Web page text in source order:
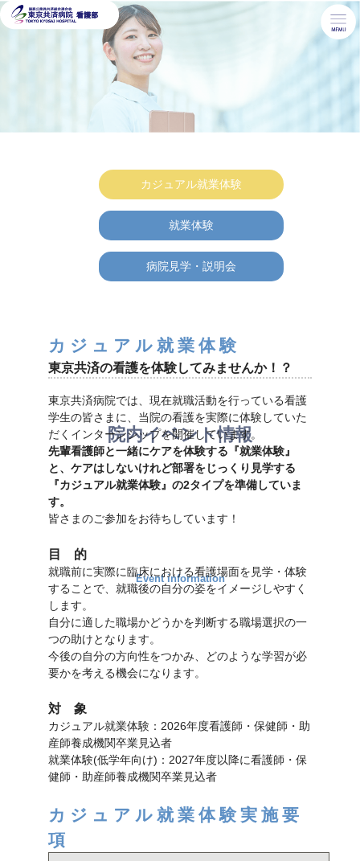
院内イベント情報
Event information
カジュアル就業体験
就業体験
病院見学・説明会
カジュアル就業体験
東京共済の看護を体験してみませんか！？
東京共済病院では、現在就職活動を行っている看護
学生の皆さまに、当院の看護を実際に体験していた
だくインターンシップを開催しています。
先輩看護師と一緒にケアを体験する『就業体験』
と、ケアはしないけれど部署をじっくり見学する
『カジュアル就業体験』の2タイプを準備していま
す。
皆さまのご参加をお待ちしています！
目 的
就職前に実際に臨床における看護場面を見学・体験
することで、就職後の自分の姿をイメージしやすく
します。
自分に適した職場かどうかを判断する職場選択の一
つの助けとなります。
今後の自分の方向性をつかみ、どのような学習が必
要かを考える機会になります。
対 象
カジュアル就業体験：2026年度看護師・保健師・助
産師養成機関卒業見込者
就業体験(低学年向け)：2027年度以降に看護師・保
健師・助産師養成機関卒業見込者
カジュアル就業体験実施要
項